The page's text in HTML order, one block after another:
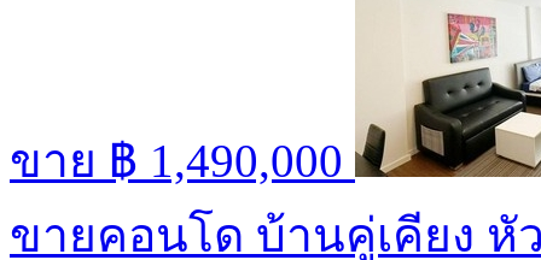
ขาย ฿ 1,490,000
ขายคอนโด บ้านคู่เคียง หัว